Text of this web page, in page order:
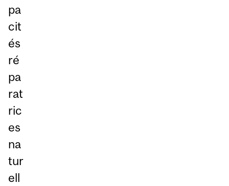
pa
cit
és
ré
pa
rat
ric
es
na
tur
ell